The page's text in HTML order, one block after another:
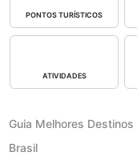
PONTOS TURÍSTICOS
ATIVIDADES
Guia Melhores Destinos
Brasil